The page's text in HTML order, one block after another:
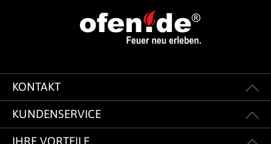
KONTAKT
KUNDENSERVICE
IHRE VORTEILE